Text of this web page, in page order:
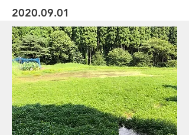
2020.09.01